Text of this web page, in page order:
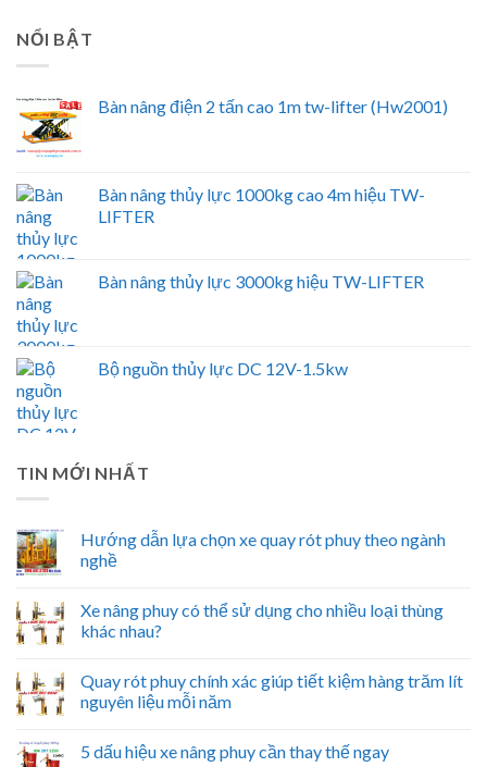
NỔI BẬT
Bàn nâng điện 2 tấn cao 1m tw-lifter (Hw2001)
Bàn nâng thủy lực 1000kg cao 4m hiệu TW-
LIFTER
Bàn nâng thủy lực 3000kg hiệu TW-LIFTER
Bộ nguồn thủy lực DC 12V-1.5kw
TIN MỚI NHẤT
Hướng dẫn lựa chọn xe quay rót phuy theo ngành
nghề
Xe nâng phuy có thể sử dụng cho nhiều loại thùng
khác nhau?
Quay rót phuy chính xác giúp tiết kiệm hàng trăm lít
nguyên liệu mỗi năm
5 dấu hiệu xe nâng phuy cần thay thế ngay